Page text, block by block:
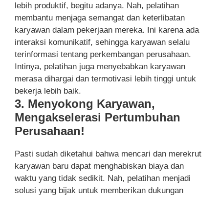
lebih produktif, begitu adanya. Nah, pelatihan
membantu menjaga semangat dan keterlibatan
karyawan dalam pekerjaan mereka. Ini karena ada
interaksi komunikatif, sehingga karyawan selalu
terinformasi tentang perkembangan perusahaan.
Intinya, pelatihan juga menyebabkan karyawan
merasa dihargai dan termotivasi lebih tinggi untuk
bekerja lebih baik.
3. Menyokong Karyawan,
Mengakselerasi Pertumbuhan
Perusahaan!
Pasti sudah diketahui bahwa mencari dan merekrut
karyawan baru dapat menghabiskan biaya dan
waktu yang tidak sedikit. Nah, pelatihan menjadi
solusi yang bijak untuk memberikan dukungan